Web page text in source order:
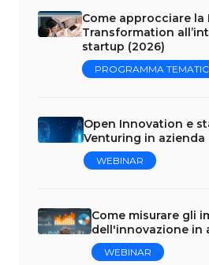
Come approcciare la
Transformation
startup (2026)
PROGRAMMA
Open Innovation e
Venturing in azienda
WEBINAR
Come misurare gli
dell'innovazione in
WEBINAR